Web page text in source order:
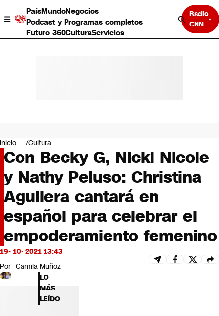
PaísMundoNegocios
Podcast y Programas completos
Futuro 360CulturaServicios
Radio
CNN
Negocios
Deportes
Programas completos
Cultura
Servicios
Bits
CNN Data
CNN tiempo
Futuro 360
Opinión
Inicio Cultura
Con Becky G, Nicki Nicole
y Nathy Peluso: Christina
Aguilera cantará en
español para celebrar el
empoderamiento femenino
19- 10- 2021 13:43
Por Camila Muñoz
LO
MÁS
LEÍDO